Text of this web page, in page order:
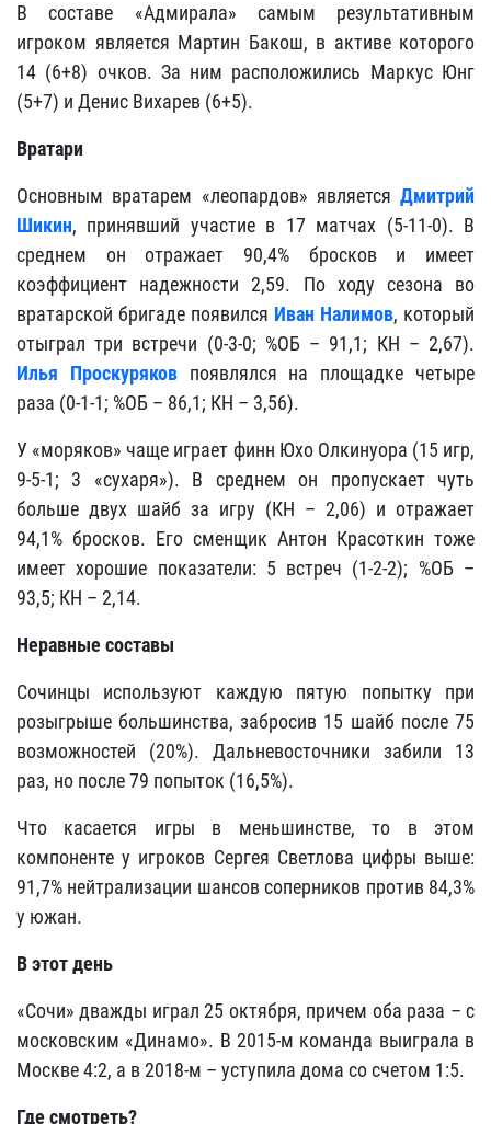
В составе «Адмирала» самым результативным
игроком является Мартин Бакош, в активе которого
14 (6+8) очков. За ним расположились Маркус Юнг
(5+7) и Денис Вихарев (6+5).
Вратари
Основным вратарем «леопардов» является Дмитрий
Шикин, принявший участие в 17 матчах (5-11-0). В
среднем он отражает 90,4% бросков и имеет
коэффициент надежности 2,59. По ходу сезона во
вратарской бригаде появился Иван Налимов, который
отыграл три встречи (0-3-0; %ОБ – 91,1; КН – 2,67).
Илья Проскуряковпоявлялся на площадке четыре
раза (0-1-1; %ОБ – 86,1; КН – 3,56).
У «моряков» чаще играет финн Юхо Олкинуора (15 игр,
9-5-1; 3 «сухаря»). В среднем он пропускает чуть
больше двух шайб за игру (КН – 2,06) и отражает
94,1% бросков. Его сменщик Антон Красоткин тоже
имеет хорошие показатели: 5 встреч (1-2-2); %ОБ –
93,5; КН – 2,14.
Неравные составы
Сочинцы используют каждую пятую попытку при
розыгрыше большинства, забросив 15 шайб после 75
возможностей (20%). Дальневосточники забили 13
раз, но после 79 попыток (16,5%).
Что касается игры в меньшинстве, то в этом
компоненте у игроков Сергея Светлова цифры выше:
91,7% нейтрализации шансов соперников против 84,3%
у южан.
В этот день
«Сочи» дважды играл 25 октября, причем оба раза – с
московским «Динамо». В 2015-м команда выиграла в
Москве 4:2, а в 2018-м – уступила дома со счетом 1:5.
Где смотреть?